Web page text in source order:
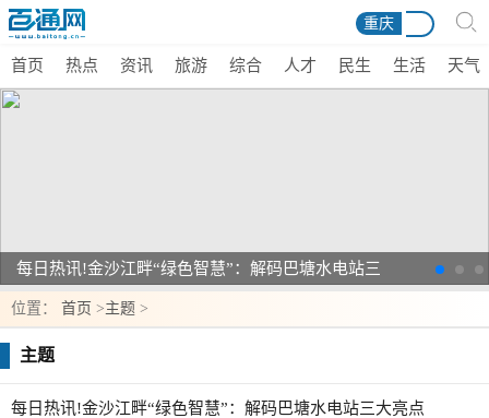
重庆
首页 热点 资讯 旅游 综合 人才 民生 生活 天气
每日热讯!金沙江畔“绿色智慧”：解码巴塘水电站三
大亮点
位置： 首页 >主题 >
主题
每日热讯!金沙江畔“绿色智慧”：解码巴塘水电站三大亮点